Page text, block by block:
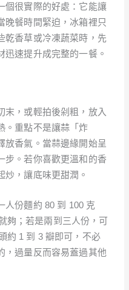
個很實際的好處：它能讓
晚餐時間緊迫，冰箱裡只
乾香草或冷凍蔬菜時，先
迅速提升成完整的一餐。
末，或輕拍後剁粗，放入
。重點不是讓蒜「炸
放香氣。當蒜邊緣開始呈
步。若你喜歡更溫和的香
炒，讓底味更甜潤。
人份麵約 80 到 100 克
夠；若是兩到三人份，可
約 1 到 3 瓣即可，不必
，過量反而容易蓋過其他